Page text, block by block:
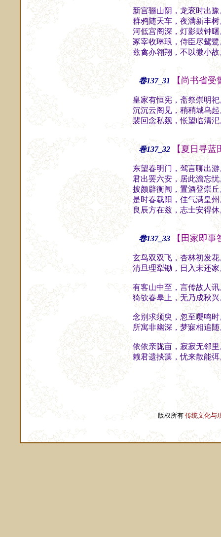
新宫骊山阴，龙衮时出
群鸦随天车，夜满新丰
河低宫阁深，灯影鼓钟
冢宰收琳琅，侍臣尽鸳
兹禽亦翱翔，不以微小故
卷137_31 【尚书省
皇家有恒宪，斋祭崇明
沉沉云阁见，稍稍城乌
裴回念私觌，怅望临清
卷137_32 【夏日寻
东望春明门，驾言聊出
君出罢六安，居此澹忘
披颜辟衡闱，置酒登崇
是时春载阳，佳气满皇
良辰方在兹，志士安得
卷137_33 【田家即
玄鸟双双飞，杏林初发
清旦理犁锄，日入未还家
有客山中至，言传故人
猗欤春皋上，无乃成秋兴
念别求须臾，忽至嘤鸣
所寓非幽深，梦寐相追随
依依亲陇亩，寂寂无邻
赖君遗掞藻，忧来散能弭
版权所有传统文化与